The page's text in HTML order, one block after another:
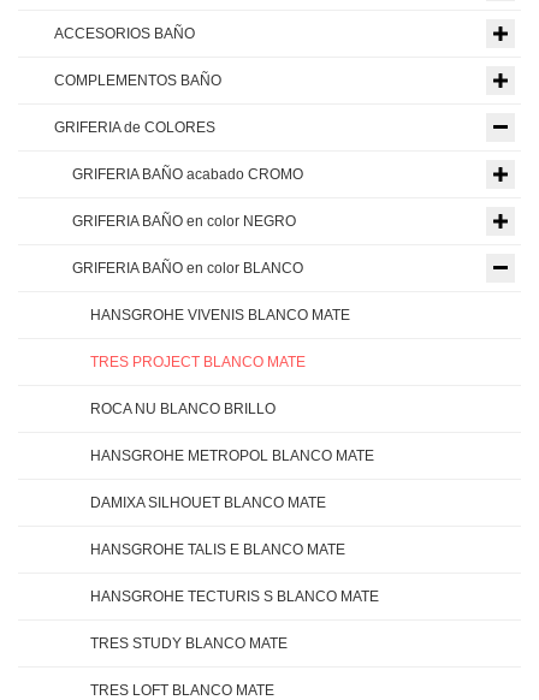
ACCESORIOS BAÑO
COMPLEMENTOS BAÑO
GRIFERIA de COLORES
GRIFERIA BAÑO acabado CROMO
GRIFERIA BAÑO en color NEGRO
GRIFERIA BAÑO en color BLANCO
HANSGROHE VIVENIS BLANCO MATE
TRES PROJECT BLANCO MATE
ROCA NU BLANCO BRILLO
HANSGROHE METROPOL BLANCO MATE
DAMIXA SILHOUET BLANCO MATE
HANSGROHE TALIS E BLANCO MATE
HANSGROHE TECTURIS S BLANCO MATE
TRES STUDY BLANCO MATE
TRES LOFT BLANCO MATE